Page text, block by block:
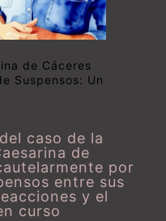
de Cáceres
Suspensos: Un
caso de la
de
por
entre sus
y el
curso